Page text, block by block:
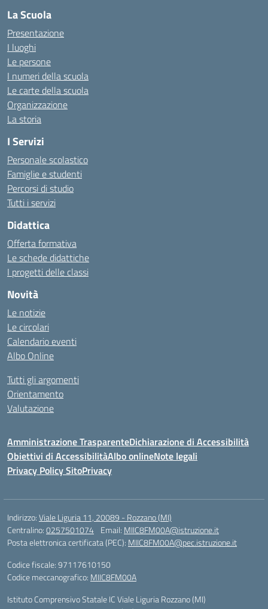
La Scuola
Presentazione
I luoghi
Le persone
I numeri della scuola
Le carte della scuola
Organizzazione
La storia
I Servizi
Personale scolastico
Famiglie e studenti
Percorsi di studio
Tutti i servizi
Didattica
Offerta formativa
Le schede didattiche
I progetti delle classi
Novità
Le notizie
Le circolari
Calendario eventi
Albo Online
Tutti gli argomenti
Orientamento
Valutazione
Amministrazione TrasparenteDichiarazione di Accessibilità
Obiettivi di AccessibilitàAlbo onlineNote legali
Privacy Policy SitoPrivacy
Indirizzo:Viale Liguria 11, 20089 - Rozzano (MI)
Centralino:0257501074 Email: MIIC8FM00A@istruzione.it
Posta elettronica certificata (PEC): MIIC8FM00A@pec.istruzione.it
Codice fiscale: 97117610150
Codice meccanografico: MIIC8FM00A
Istituto Comprensivo Statale IC Viale Liguria Rozzano (MI)